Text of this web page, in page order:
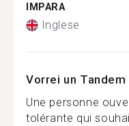
IMPARA
Inglese
Vorrei un Tandem
Une personne
tolérante qui